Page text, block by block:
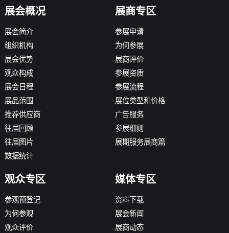
展会概况
展会简介
组织机构
展会优势
观众构成
展会日程
展品范围
推荐供应商
往届回顾
往届图片
数据统计
展商专区
参展申请
为何参展
展商评价
参展资质
参展流程
展位类型和价格
广告服务
参展细则
展期服务展商篇
观众专区
参观预登记
为何参观
观众评价
媒体专区
资料下载
展会新闻
展商动态